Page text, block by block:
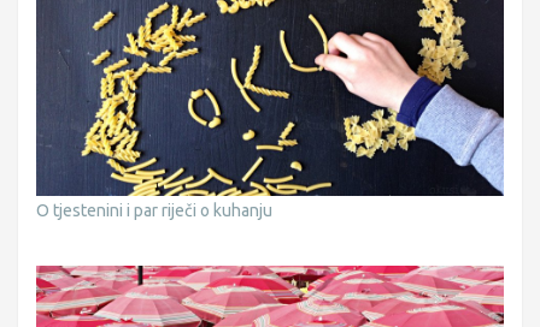
O tjestenini i par riječi o kuhanju